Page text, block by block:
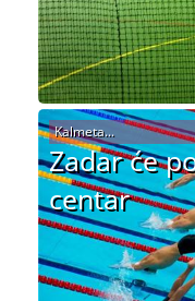
Zadar će
centar
Kalmeta...